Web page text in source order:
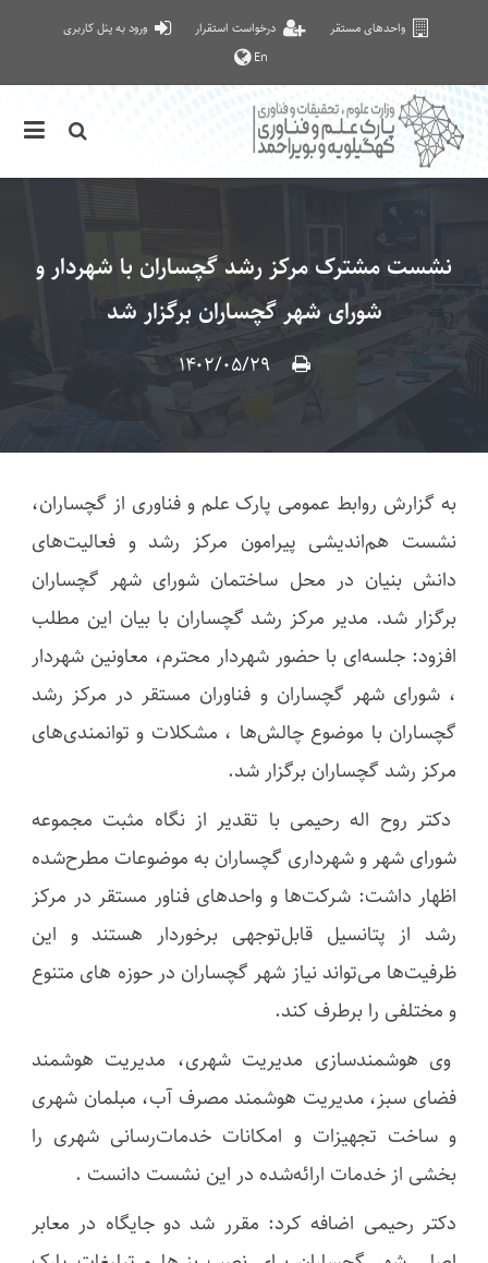
واحدهای مستقر درخواست استقرار
ورود به پنل کاربری
En
نشست مشترک مرکز رشد گچساران با شهردار و
شورای شهر گچساران برگزار شد
۱۴۰۲/۰۵/۲۹
به گزارش روابط عمومی پارک علم و فناوری از گچساران،
نشست هم‌اندیشی پیرامون مرکز رشد و فعالیت‌های
دانش بنیان در محل ساختمان شورای شهر گچساران
برگزار شد. مدیر مرکز رشد گچساران با بیان این مطلب
افزود: جلسه‌ای با حضور شهردار محترم، معاونین شهردار
، شورای شهر گچساران و فناوران مستقر در مرکز رشد
گچساران با موضوع چالش‌ها ، مشکلات و توانمندی‌های
مرکز رشد گچساران برگزار شد.
دکتر روح اله رحیمی با تقدیر از نگاه مثبت مجموعه
شورای شهر و شهرداری گچساران به موضوعات مطرح‌شده
اظهار داشت: شرکت‌ها و واحدهای فناور مستقر در مرکز
رشد از پتانسیل قابل‌توجهی برخوردار هستند و این
ظرفیت‌ها می‌تواند نیاز شهر گچساران در حوزه های متنوع
و مختلفی را برطرف کند.
وی هوشمندسازی مدیریت شهری، مدیریت هوشمند
فضای سبز، مدیریت هوشمند مصرف آب، مبلمان شهری
و ساخت تجهیزات و امکانات خدمات‌رسانی شهری را
بخشی از خدمات ارائه‌شده در این نشست دانست .
دکتر رحیمی اضافه کرد: مقرر شد دو جایگاه در معابر